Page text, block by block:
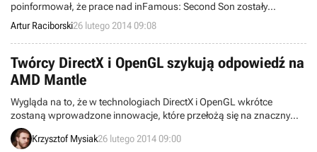
poinformował, że prace nad inFamous: Second Son zostały
oficjalnie zakończone. Gra osiągnęła złoty status i została wysłana
do tłoczni, co oznacza, że tytuł powinien być gotowy na 21 marca.
Artur Raciborski26 lutego 2014 09:08
Twórcy DirectX i OpenGL szykują odpowiedź na
AMD Mantle
Wygląda na to, że w technologiach DirectX i OpenGL wkrótce
zostaną wprowadzone innowacje, które przełożą się na znaczny
skok wydajności w grach. Tym samym najwyraźniej szykuje się
odpowiedź na „rewolucję”, jakiej od paru miesięcy próbuje dokonać
Krzysztof Mysiak26 lutego 2014 09:00